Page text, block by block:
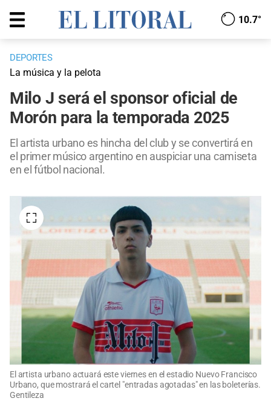
10.7°
DEPORTES
La música y la pelota
Milo J será el sponsor oficial de
Morón para la temporada 2025
El artista urbano es hincha del club y se convertirá en
el primer músico argentino en auspiciar una camiseta
en el fútbol nacional.
El artista urbano actuará este viernes en el estadio Nuevo Francisco
Urbano, que mostrará el cartel "entradas agotadas" en las boleterías.
Gentileza